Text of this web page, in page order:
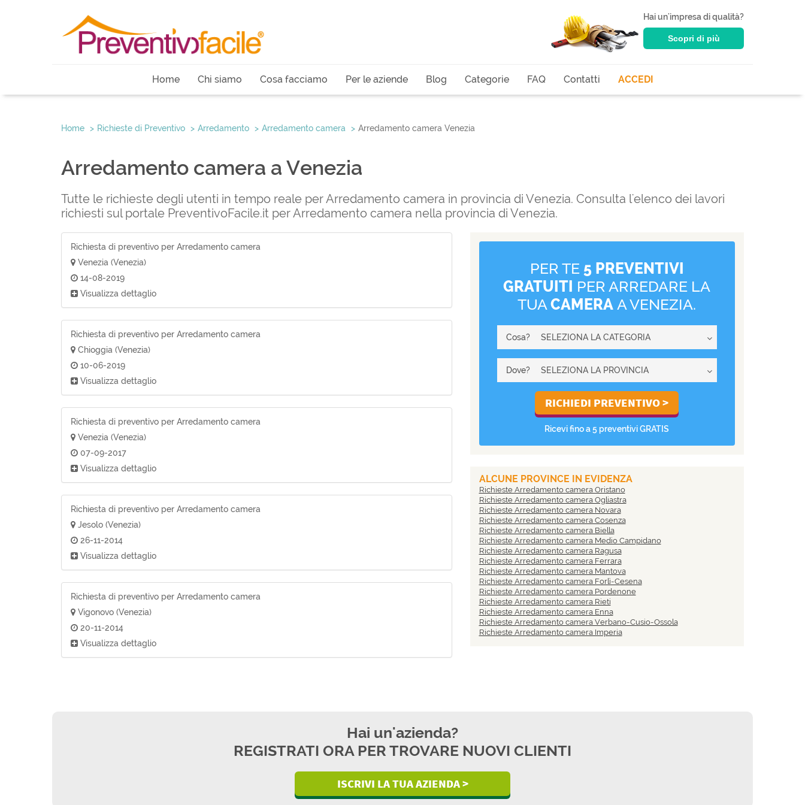
Hai un'impresa di qualità?
Scopri di più
Home Chi siamo Cosa facciamo Per le aziende Blog Categorie FAQ Contatti ACCEDI
Home Richieste di Preventivo Arredamento Arredamento camera Arredamento camera Venezia
Arredamento camera a Venezia
Tutte le richieste degli utenti in tempo reale per Arredamento camera in provincia di Venezia. Consulta l'elenco dei lavori
richiesti sul portale PreventivoFacile.it per Arredamento camera nella provincia di Venezia.
Richiesta di preventivo per Arredamento camera
Venezia (Venezia)
14-08-2019
Visualizza dettaglio
Richiesta di preventivo per Arredamento camera
Chioggia (Venezia)
10-06-2019
Visualizza dettaglio
Richiesta di preventivo per Arredamento camera
Venezia (Venezia)
07-09-2017
Visualizza dettaglio
Richiesta di preventivo per Arredamento camera
Jesolo (Venezia)
26-11-2014
Visualizza dettaglio
Richiesta di preventivo per Arredamento camera
Vigonovo (Venezia)
20-11-2014
Visualizza dettaglio
PER TE 5 PREVENTIVI
GRATUITI PER ARREDARE LA
TUACAMERA A VENEZIA.
Cosa?
Dove?
Ricevi fino a 5 preventivi GRATIS
ALCUNE PROVINCE IN EVIDENZA
Richieste Arredamento camera Oristano
Richieste Arredamento camera Ogliastra
Richieste Arredamento camera Novara
Richieste Arredamento camera Cosenza
Richieste Arredamento camera Biella
Richieste Arredamento camera Medio Campidano
Richieste Arredamento camera Ragusa
Richieste Arredamento camera Ferrara
Richieste Arredamento camera Mantova
Richieste Arredamento camera Forlì-Cesena
Richieste Arredamento camera Pordenone
Richieste Arredamento camera Rieti
Richieste Arredamento camera Enna
Richieste Arredamento camera Verbano-Cusio-Ossola
Richieste Arredamento camera Imperia
Hai un'azienda?
REGISTRATI ORA PER TROVARE NUOVI CLIENTI
ISCRIVI LA TUA AZIENDA >